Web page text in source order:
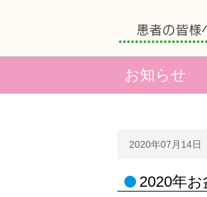
お知らせ
2020年07月14日
2020年